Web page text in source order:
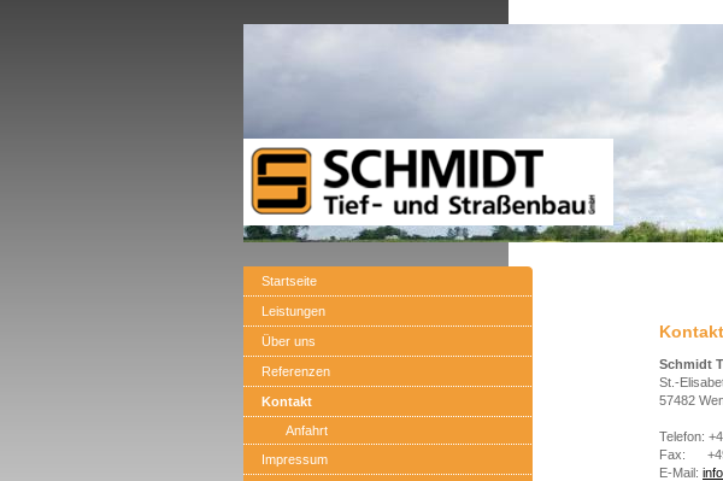
Kontakt
Schmidt
St.-
57482
Telefon:
Fax: +49
E-Mail:
Startseite
Leistungen
Über uns
Referenzen
Kontakt
Anfahrt
Impressum